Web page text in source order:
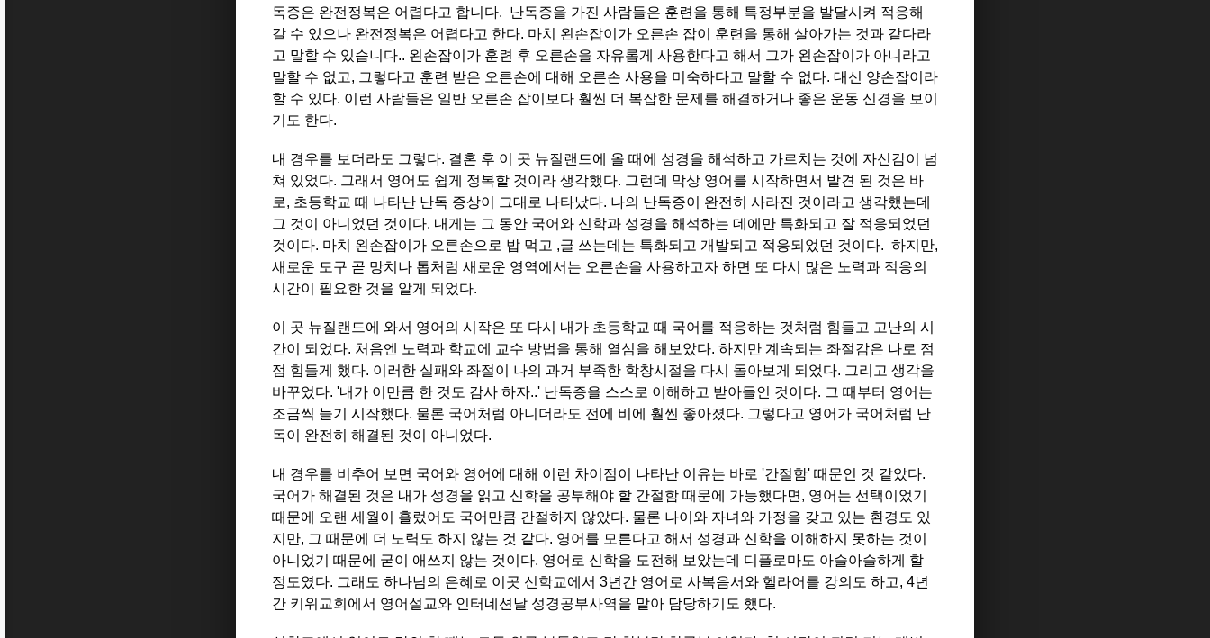
독증은 완전정복은 어렵다고 합니다. 난독증을 가진 사람들은 훈련을 통해 특정부분을 발달시켜 적응해
갈 수 있으나 완전정복은 어렵다고 한다. 마치 왼손잡이가 오른손 잡이 훈련을 통해 살아가는 것과 같다라
고 말할 수 있습니다.. 왼손잡이가 훈련 후 오른손을 자유롭게 사용한다고 해서 그가 왼손잡이가 아니라고
말할 수 없고, 그렇다고 훈련 받은 오른손에 대해 오른손 사용을 미숙하다고 말할 수 없다. 대신 양손잡이라
할 수 있다. 이런 사람들은 일반 오른손 잡이보다 훨씬 더 복잡한 문제를 해결하거나 좋은 운동 신경을 보이
기도 한다.
내 경우를 보더라도 그렇다. 결혼 후 이 곳 뉴질랜드에 올 때에 성경을 해석하고 가르치는 것에 자신감이 넘
쳐 있었다. 그래서 영어도 쉽게 정복할 것이라 생각했다. 그런데 막상 영어를 시작하면서 발견 된 것은 바
로, 초등학교 때 나타난 난독 증상이 그대로 나타났다. 나의 난독증이 완전히 사라진 것이라고 생각했는데
그 것이 아니었던 것이다. 내게는 그 동안 국어와 신학과 성경을 해석하는 데에만 특화되고 잘 적응되었던
것이다. 마치 왼손잡이가 오른손으로 밥 먹고 ,글 쓰는데는 특화되고 개발되고 적응되었던 것이다. 하지만,
새로운 도구 곧 망치나 톱처럼 새로운 영역에서는 오른손을 사용하고자 하면 또 다시 많은 노력과 적응의
시간이 필요한 것을 알게 되었다.
이 곳 뉴질랜드에 와서 영어의 시작은 또 다시 내가 초등학교 때 국어를 적응하는 것처럼 힘들고 고난의 시
간이 되었다. 처음엔 노력과 학교에 교수 방법을 통해 열심을 해보았다. 하지만 계속되는 좌절감은 나로 점
점 힘들게 했다. 이러한 실패와 좌절이 나의 과거 부족한 학창시절을 다시 돌아보게 되었다. 그리고 생각을
바꾸었다. '내가 이만큼 한 것도 감사 하자..' 난독증을 스스로 이해하고 받아들인 것이다. 그 때부터 영어는
조금씩 늘기 시작했다. 물론 국어처럼 아니더라도 전에 비에 훨씬 좋아졌다. 그렇다고 영어가 국어처럼 난
독이 완전히 해결된 것이 아니었다.
내 경우를 비추어 보면 국어와 영어에 대해 이런 차이점이 나타난 이유는 바로 '간절함' 때문인 것 같았다.
국어가 해결된 것은 내가 성경을 읽고 신학을 공부해야 할 간절함 때문에 가능했다면, 영어는 선택이었기
때문에 오랜 세월이 흘렀어도 국어만큼 간절하지 않았다. 물론 나이와 자녀와 가정을 갖고 있는 환경도 있
지만, 그 때문에 더 노력도 하지 않는 것 같다. 영어를 모른다고 해서 성경과 신학을 이해하지 못하는 것이
아니었기 때문에 굳이 애쓰지 않는 것이다. 영어로 신학을 도전해 보았는데 디플로마도 아슬아슬하게 할
정도였다. 그래도 하나님의 은혜로 이곳 신학교에서 3년간 영어로 사복음서와 헬라어를 강의도 하고, 4년
간 키위교회에서 영어설교와 인터네션날 성경공부사역을 맡아 담당하기도 했다.